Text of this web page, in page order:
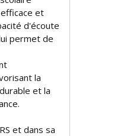
et
d'écoute
permet de
la
et la
et dans sa